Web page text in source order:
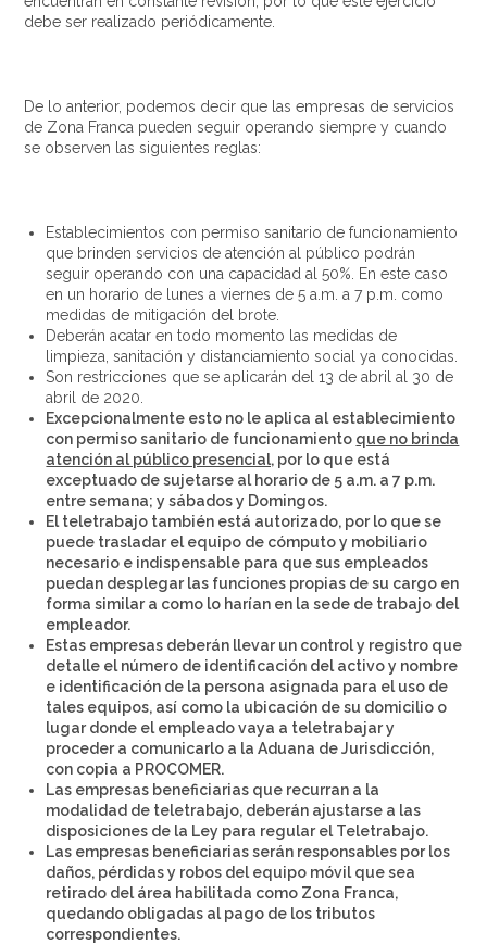
debe ser realizado periódicamente.
De lo anterior, podemos decir que las empresas de servicios
de Zona Franca pueden seguir operando siempre y cuando
se observen las siguientes reglas:
Establecimientos con permiso sanitario de funcionamiento
que brinden servicios de atención al público podrán
seguir operando con una capacidad al 50%. En este caso
en un horario de lunes a viernes de 5 a.m. a 7 p.m. como
medidas de mitigación del brote.
Deberán acatar en todo momento las medidas de
limpieza, sanitación y distanciamiento social ya conocidas.
Son restricciones que se aplicarán del 13 de abril al 30 de
abril de 2020.
Excepcionalmente esto no le aplica al establecimiento
con permiso sanitario de funcionamiento que no brinda
atención al público presencial, por lo que está
exceptuado de sujetarse al horario de 5 a.m. a 7 p.m.
entre semana; y sábados y Domingos.
El teletrabajo también está autorizado, por lo que se
puede trasladar el equipo de cómputo y mobiliario
necesario e indispensable para que sus empleados
puedan desplegar las funciones propias de su cargo en
forma similar a como lo harían en la sede de trabajo del
empleador.
Estas empresas deberán llevar un control y registro que
detalle el número de identificación del activo y nombre
e identificación de la persona asignada para el uso de
tales equipos, así como la ubicación de su domicilio o
lugar donde el empleado vaya a teletrabajar y
proceder a comunicarlo a la Aduana de Jurisdicción,
con copia a PROCOMER.
Las empresas beneficiarias que recurran a la
modalidad de teletrabajo, deberán ajustarse a las
disposiciones de la Ley para regular el Teletrabajo.
Las empresas beneficiarias serán responsables por los
daños, pérdidas y robos del equipo móvil que sea
retirado del área habilitada como Zona Franca,
quedando obligadas al pago de los tributos
correspondientes.